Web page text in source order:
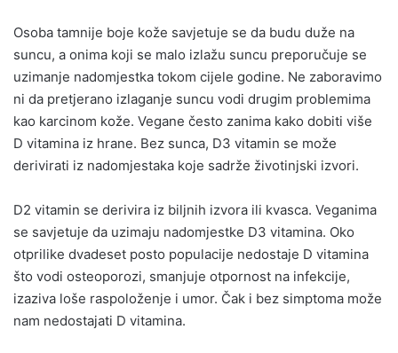
Osoba tamnije boje kože savjetuje se da budu duže na
suncu, a onima koji se malo izlažu suncu preporučuje se
uzimanje nadomjestka tokom cijele godine. Ne zaboravimo
ni da pretjerano izlaganje suncu vodi drugim problemima
kao karcinom kože. Vegane često zanima kako dobiti više
D vitamina iz hrane. Bez sunca, D3 vitamin se može
derivirati iz nadomjestaka koje sadrže životinjski izvori.
D2 vitamin se derivira iz biljnih izvora ili kvasca. Veganima
se savjetuje da uzimaju nadomjestke D3 vitamina. Oko
otprilike dvadeset posto populacije nedostaje D vitamina
što vodi osteoporozi, smanjuje otpornost na infekcije,
izaziva loše raspoloženje i umor. Čak i bez simptoma može
nam nedostajati D vitamina.